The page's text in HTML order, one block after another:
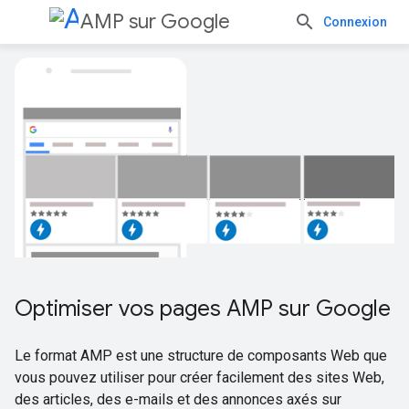
AMP sur Google Connexion
Optimiser vos pages AMP sur Google
Le format AMP est une structure de composants Web que
vous pouvez utiliser pour créer facilement des sites Web,
des articles, des e-mails et des annonces axés sur